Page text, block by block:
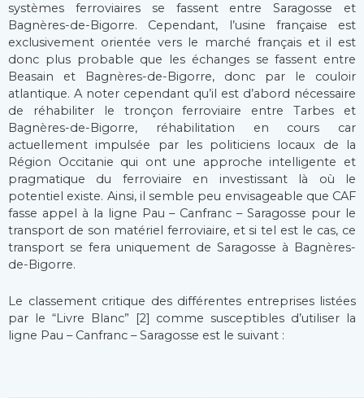
systèmes ferroviaires se fassent entre Saragosse et
Bagnères-de-Bigorre. Cependant, l’usine française est
exclusivement orientée vers le marché français et il est
donc plus probable que les échanges se fassent entre
Beasain et Bagnères-de-Bigorre, donc par le couloir
atlantique. A noter cependant qu’il est d’abord nécessaire
de réhabiliter le tronçon ferroviaire entre Tarbes et
Bagnères-de-Bigorre, réhabilitation en cours car
actuellement impulsée par les politiciens locaux de la
Région Occitanie qui ont une approche intelligente et
pragmatique du ferroviaire en investissant là où le
potentiel existe. Ainsi, il semble peu envisageable que CAF
fasse appel à la ligne Pau – Canfranc – Saragosse pour le
transport de son matériel ferroviaire, et si tel est le cas, ce
transport se fera uniquement de Saragosse à Bagnères-
de-Bigorre.
Le classement critique des différentes entreprises listées
par le “Livre Blanc” [2] comme susceptibles d’utiliser la
ligne Pau – Canfranc – Saragosse est le suivant :